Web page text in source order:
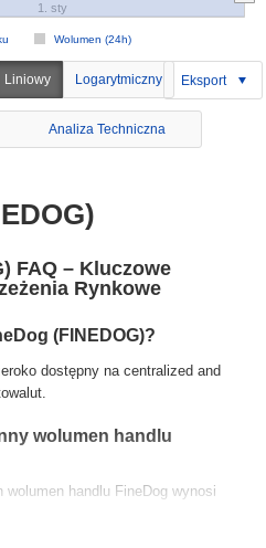
Wolumen (24h)
1. sty
Liniowy Logarytmiczny Eksport
Analiza Techniczna
FAQ – Kluczowe
Rynkowe
(FINEDOG)?
dostępny na centralized and
wolumen handlu
handlu FineDog wynosi